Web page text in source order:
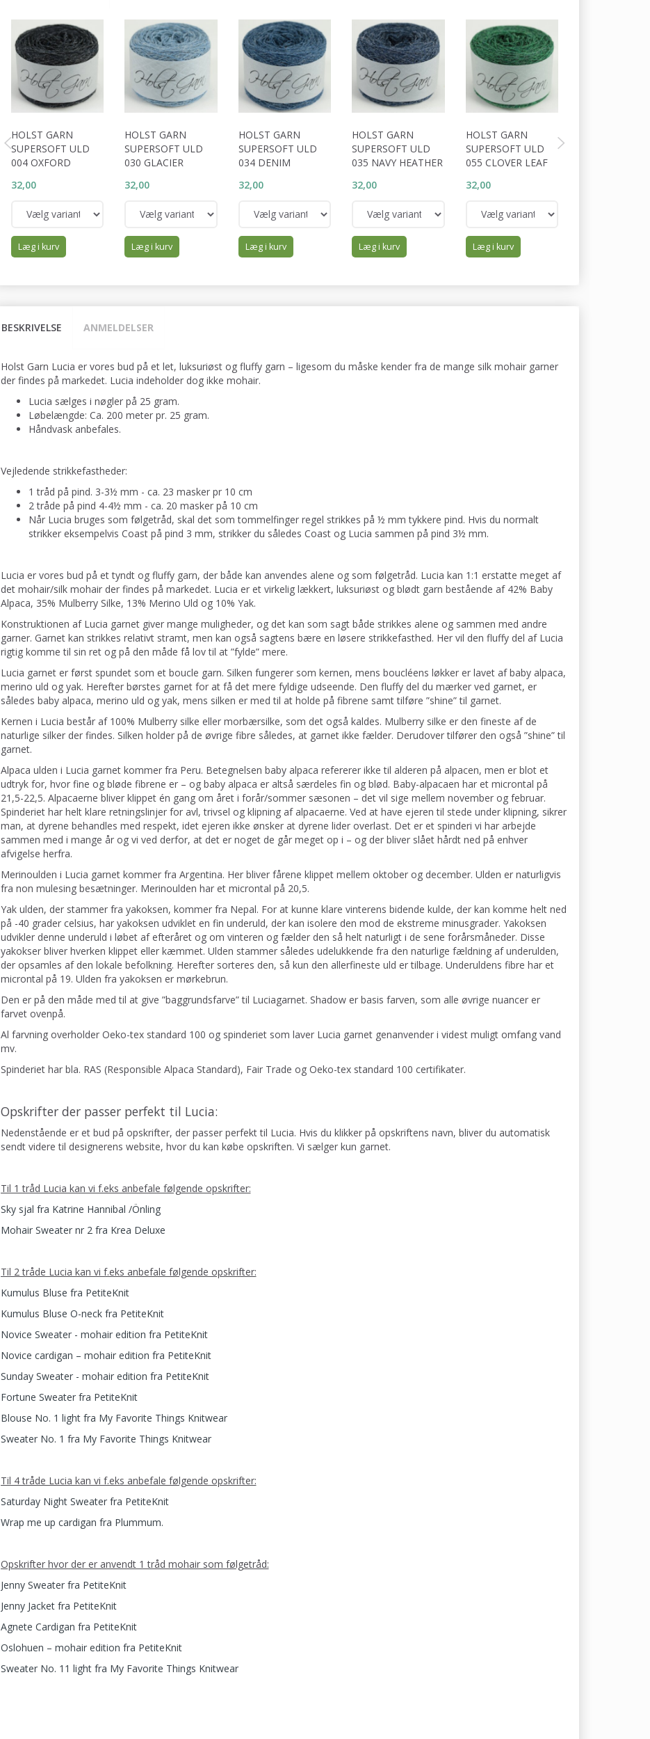
HOLST GARN
SUPERSOFT ULD
004 OXFORD
32,00
Læg i kurv
HOLST GARN
SUPERSOFT ULD
030 GLACIER
32,00
Læg i kurv
HOLST GARN
SUPERSOFT ULD
034 DENIM
32,00
Læg i kurv
HOLST GARN
SUPERSOFT ULD
035 NAVY HEATHER
32,00
Læg i kurv
HOLST GARN
SUPERSOFT ULD
055 CLOVER LEAF
32,00
Læg i kurv
BESKRIVELSE ANMELDELSER
Holst Garn Lucia er vores bud på et let, luksuriøst og fluffy garn – ligesom du måske kender fra de mange silk mohair garner
der findes på markedet. Lucia indeholder dog ikke mohair.
Lucia sælges i nøgler på 25 gram.
Løbelængde: Ca. 200 meter pr. 25 gram.
Håndvask anbefales.
Vejledende strikkefastheder:
1 tråd på pind. 3-3½ mm - ca. 23 masker pr 10 cm
2 tråde på pind 4-4½ mm - ca. 20 masker på 10 cm
Når Lucia bruges som følgetråd, skal det som tommelfinger regel strikkes på ½ mm tykkere pind. Hvis du normalt
strikker eksempelvis Coast på pind 3 mm, strikker du således Coast og Lucia sammen på pind 3½ mm.
Lucia er vores bud på et tyndt og fluffy garn, der både kan anvendes alene og som følgetråd. Lucia kan 1:1 erstatte meget af
det mohair/silk mohair der findes på markedet. Lucia er et virkelig lækkert, luksuriøst og blødt garn bestående af 42% Baby
Alpaca, 35% Mulberry Silke, 13% Merino Uld og 10% Yak.
Konstruktionen af Lucia garnet giver mange muligheder, og det kan som sagt både strikkes alene og sammen med andre
garner. Garnet kan strikkes relativt stramt, men kan også sagtens bære en løsere strikkefasthed. Her vil den fluffy del af Lucia
rigtig komme til sin ret og på den måde få lov til at ”fylde” mere.
Lucia garnet er først spundet som et boucle garn. Silken fungerer som kernen, mens boucléens løkker er lavet af baby alpaca,
merino uld og yak. Herefter børstes garnet for at få det mere fyldige udseende. Den fluffy del du mærker ved garnet, er
således baby alpaca, merino uld og yak, mens silken er med til at holde på fibrene samt tilføre ”shine” til garnet.
Kernen i Lucia består af 100% Mulberry silke eller morbærsilke, som det også kaldes. Mulberry silke er den fineste af de
naturlige silker der findes. Silken holder på de øvrige fibre således, at garnet ikke fælder. Derudover tilfører den også ”shine” til
garnet.
Alpaca ulden i Lucia garnet kommer fra Peru. Betegnelsen baby alpaca refererer ikke til alderen på alpacen, men er blot et
udtryk for, hvor fine og bløde fibrene er – og baby alpaca er altså særdeles fin og blød. Baby-alpacaen har et microntal på
21,5-22,5. Alpacaerne bliver klippet én gang om året i forår/sommer sæsonen – det vil sige mellem november og februar.
Spinderiet har helt klare retningslinjer for avl, trivsel og klipning af alpacaerne. Ved at have ejeren til stede under klipning, sikrer
man, at dyrene behandles med respekt, idet ejeren ikke ønsker at dyrene lider overlast. Det er et spinderi vi har arbejde
sammen med i mange år og vi ved derfor, at det er noget de går meget op i – og der bliver slået hårdt ned på enhver
afvigelse herfra.
Merinoulden i Lucia garnet kommer fra Argentina. Her bliver fårene klippet mellem oktober og december. Ulden er naturligvis
fra non mulesing besætninger. Merinoulden har et microntal på 20,5.
Yak ulden, der stammer fra yakoksen, kommer fra Nepal. For at kunne klare vinterens bidende kulde, der kan komme helt ned
på -40 grader celsius, har yakoksen udviklet en fin underuld, der kan isolere den mod de ekstreme minusgrader. Yakoksen
udvikler denne underuld i løbet af efteråret og om vinteren og fælder den så helt naturligt i de sene forårsmåneder. Disse
yakokser bliver hverken klippet eller kæmmet. Ulden stammer således udelukkende fra den naturlige fældning af underulden,
der opsamles af den lokale befolkning. Herefter sorteres den, så kun den allerfineste uld er tilbage. Underuldens fibre har et
microntal på 19. Ulden fra yakoksen er mørkebrun.
Den er på den måde med til at give ”baggrundsfarve” til Luciagarnet. Shadow er basis farven, som alle øvrige nuancer er
farvet ovenpå.
Al farvning overholder Oeko-tex standard 100 og spinderiet som laver Lucia garnet genanvender i videst muligt omfang vand
mv.
Spinderiet har bla. RAS (Responsible Alpaca Standard), Fair Trade og Oeko-tex standard 100 certifikater.
Opskrifter der passer perfekt til Lucia:
Nedenstående er et bud på opskrifter, der passer perfekt til Lucia. Hvis du klikker på opskriftens navn, bliver du automatisk
sendt videre til designerens website, hvor du kan købe opskriften. Vi sælger kun garnet.
Til 1 tråd Lucia kan vi f.eks anbefale følgende opskrifter:
Sky sjal fra Katrine Hannibal /Önling
Mohair Sweater nr 2 fra Krea Deluxe
Til 2 tråde Lucia kan vi f.eks anbefale følgende opskrifter:
Kumulus Bluse fra PetiteKnit
Kumulus Bluse O-neck fra PetiteKnit
Novice Sweater - mohair edition fra PetiteKnit
Novice cardigan – mohair edition fra PetiteKnit
Sunday Sweater - mohair edition fra PetiteKnit
Fortune Sweater fra PetiteKnit
Blouse No. 1 light fra My Favorite Things Knitwear
Sweater No. 1 fra My Favorite Things Knitwear
Til 4 tråde Lucia kan vi f.eks anbefale følgende opskrifter:
Saturday Night Sweater fra PetiteKnit
Wrap me up cardigan fra Plummum.
Opskrifter hvor der er anvendt 1 tråd mohair som følgetråd:
Jenny Sweater fra PetiteKnit
Jenny Jacket fra PetiteKnit
Agnete Cardigan fra PetiteKnit
Oslohuen – mohair edition fra PetiteKnit
Sweater No. 11 light fra My Favorite Things Knitwear